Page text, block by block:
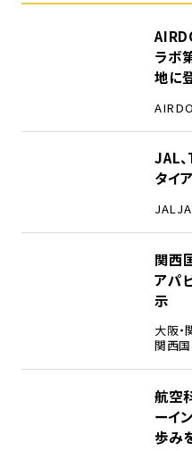
ラボ
地に
AIRDO
JAL
タイ
JAL
関西
アパ
示
大阪
関西
航空
ーイ
歩み